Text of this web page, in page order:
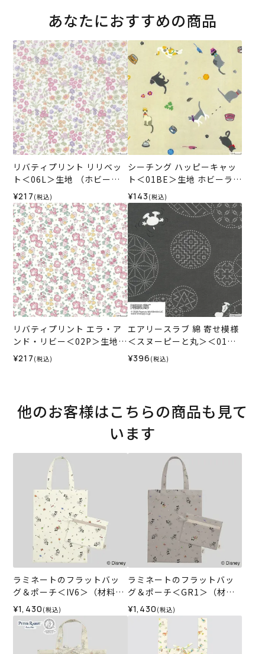
あなたにおすすめの商品
リバティプリント リリベッ
ト＜06L＞生地 （ホビーラ
ホビーレオリジナル）2024
SS
¥217 (税込)
シーチング ハッピーキャッ
ト＜01BE＞生地 ホビーラホ
ビーレデザインコレクショ
ン
¥143 (税込)
リバティプリント エラ・ア
ンド・リビー＜02P＞生地
（ホビーラホビーレオリジ
ナル）2024SS
¥217 (税込)
エアリースラブ 綿 寄せ模様
＜スヌーピーと丸＞＜01GR
＞生地 ホビーラホビーレデ
ザインコレクション
¥396 (税込)
他のお客様はこちらの商品も見て
います
ラミネートのフラットバッ
グ＆ポーチ＜IV6＞（材料セ
ット）
¥1,430 (税込)
ラミネートのフラットバッ
グ＆ポーチ＜GR1＞（材料
セット）
¥1,430 (税込)